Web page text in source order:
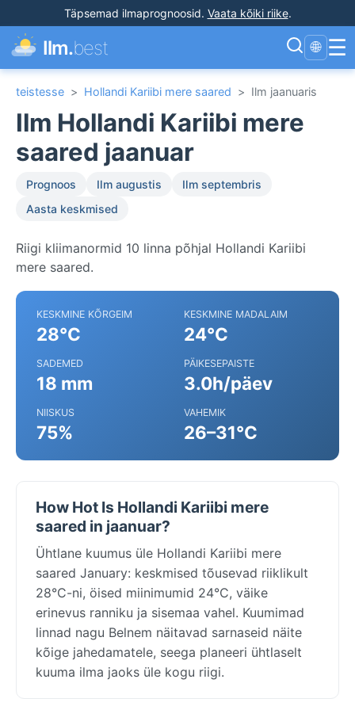
Täpsemad ilmaprognoosid. Vaata kõiki riike.
Ilm.best 🌐 ☰
teistesse > Hollandi Kariibi mere saared > Ilm jaanuaris
Ilm Hollandi Kariibi mere
saared jaanuar
Prognoos Ilm augustis
Ilm septembris
Aasta keskmised
Riigi kliimanormid 10 linna põhjal Hollandi Kariibi
mere saared.
KESKMINE KÕRGEIM
28°C
KESKMINE MADALAIM
24°C
SADEMED
18 mm
PÄIKESEPAISTE
3.0h/päev
NIISKUS
75%
VAHEMIK
26–31°C
How Hot Is Hollandi Kariibi mere
saared in jaanuar?
Ühtlane kuumus üle Hollandi Kariibi mere
saared January: keskmised tõusevad riiklikult
28°C-ni, öised miinimumid 24°C, väike
erinevus ranniku ja sisemaa vahel. Kuumimad
linnad nagu Belnem näitavad sarnaseid näite
kõige jahedamatele, seega planeeri ühtlaselt
kuuma ilma jaoks üle kogu riigi.